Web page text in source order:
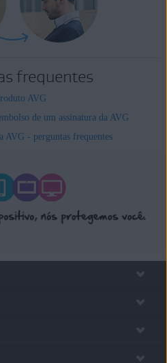
frequentes
AVG
de um assinatura da AVG
AVG - perguntas frequentes